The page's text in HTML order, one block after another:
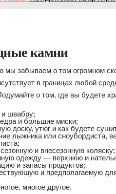
камни
мы забываем о том огромном
в границах любой
о том, где вы будете
швабру;
и большие миски;
доску, утюг и как будете
лыжника или сноубордиста,
и внесезонную коляску;
одежду — верхнюю и
и запасы продуктов;
и предполагаемую
многое другое.